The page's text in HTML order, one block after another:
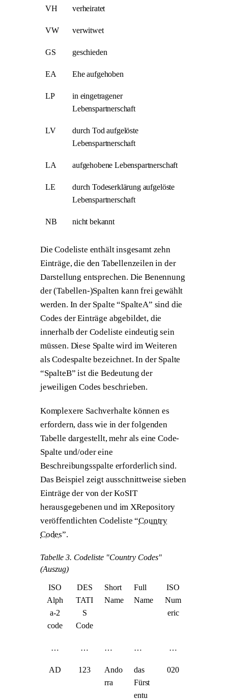
VH verheiratet
VW verwitwet
GS geschieden
EA Ehe aufgehoben
LP
in eingetragener
Lebenspartnerschaft
LV
durch Tod aufgelöste
Lebenspartnerschaft
LA aufgehobene Lebenspartnerschaft
LE
durch Todeserklärung aufgelöste
Lebenspartnerschaft
NB nicht bekannt
Die Codeliste enthält insgesamt zehn
Einträge, die den Tabellenzeilen in der
Darstellung entsprechen. Die Benennung
der (Tabellen-)Spalten kann frei gewählt
werden. In der Spalte “SpalteA” sind die
Codes der Einträge abgebildet, die
innerhalb der Codeliste eindeutig sein
müssen. Diese Spalte wird im Weiteren
als Codespalte bezeichnet. In der Spalte
“SpalteB” ist die Bedeutung der
jeweiligen Codes beschrieben.
Komplexere Sachverhalte können es
erfordern, dass wie in der folgenden
Tabelle dargestellt, mehr als eine Code-
Spalte und/oder eine
Beschreibungsspalte erforderlich sind.
Das Beispiel zeigt ausschnittweise sieben
Einträge der von der KoSIT
herausgegebenen und im XRepository
veröffentlichten Codeliste “Country
Codes”.
Tabelle 3. Codeliste "Country Codes"
(Auszug)
ISO
Alph
a-2
code
DES
TATI
S
Code
Short
Name
Full
Name
ISO
Num
eric
…​ …​ …​ …​ …​
AD 123
Ando
rra
das
Fürst
entu
020